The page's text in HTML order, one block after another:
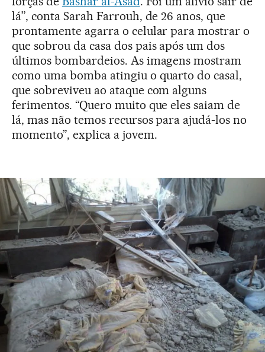
lá”, conta Sarah Farrouh, de 26 anos, que
prontamente agarra o celular para mostrar o
que sobrou da casa dos pais após um dos
últimos bombardeios. As imagens mostram
como uma bomba atingiu o quarto do casal,
que sobreviveu ao ataque com alguns
ferimentos. “Quero muito que eles saiam de
lá, mas não temos recursos para ajudá-los no
momento”, explica a jovem.